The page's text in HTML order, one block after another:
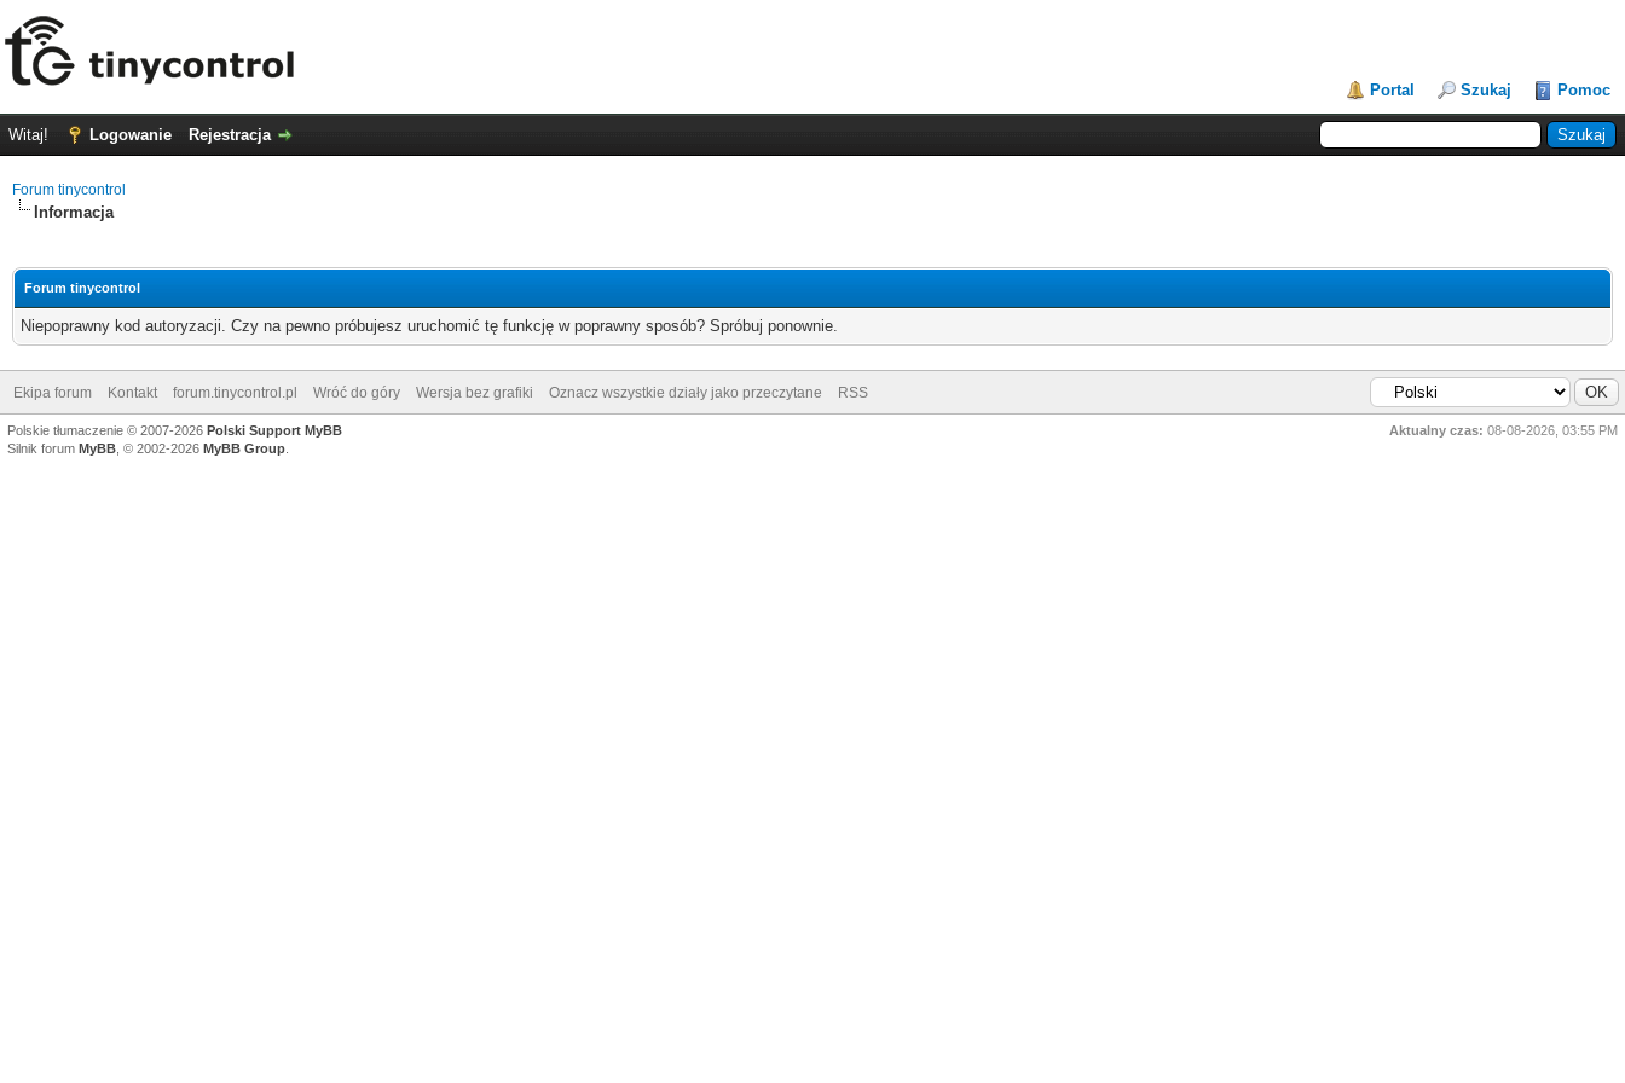
Portal Szukaj Pomoc
Witaj! Logowanie Rejestracja
Forum tinycontrol
Informacja
Forum tinycontrol
Niepoprawny kod autoryzacji. Czy na pewno próbujesz uruchomić tę funkcję w poprawny sposób? Spróbuj ponownie.
Ekipa forum Kontakt forum.tinycontrol.pl Wróć do góry Wersja bez grafiki Oznacz wszystkie działy jako przeczytane RSS
Aktualny czas: 08-08-2026, 03:55 PM
Polskie tłumaczenie © 2007-2026 Polski Support MyBB
Silnik forum MyBB , © 2002-2026 MyBB Group